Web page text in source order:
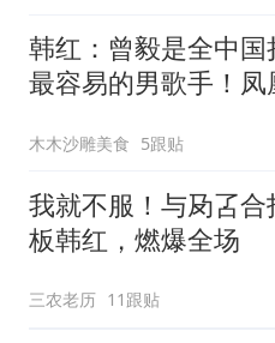
韩红：曾毅是全中国
最容易的男歌手！凤
木木沙雕美食 5跟贴
我就不服！与夃叾合
板韩红，燃爆全场
三农老历 11跟贴